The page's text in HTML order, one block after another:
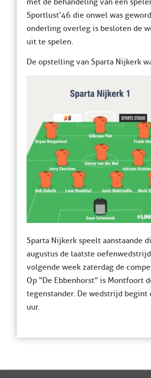
met de behandeling van een
Sportlust’46 die onwel was
onderling overleg is besloten de
uit te spelen.
De opstelling van Sparta Nijkerk
Sparta Nijkerk speelt aanstaande
augustus de laatste
volgende week zaterdag de
Op “De Ebbenhorst” is Montfoort
tegenstander. De wedstrijd begint
uur.